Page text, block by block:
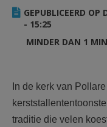
HULP
AANMELDEN
GEPUBLICEERD OP
- 15:25
MINDER DAN 1
In de kerk van
traditie die velen